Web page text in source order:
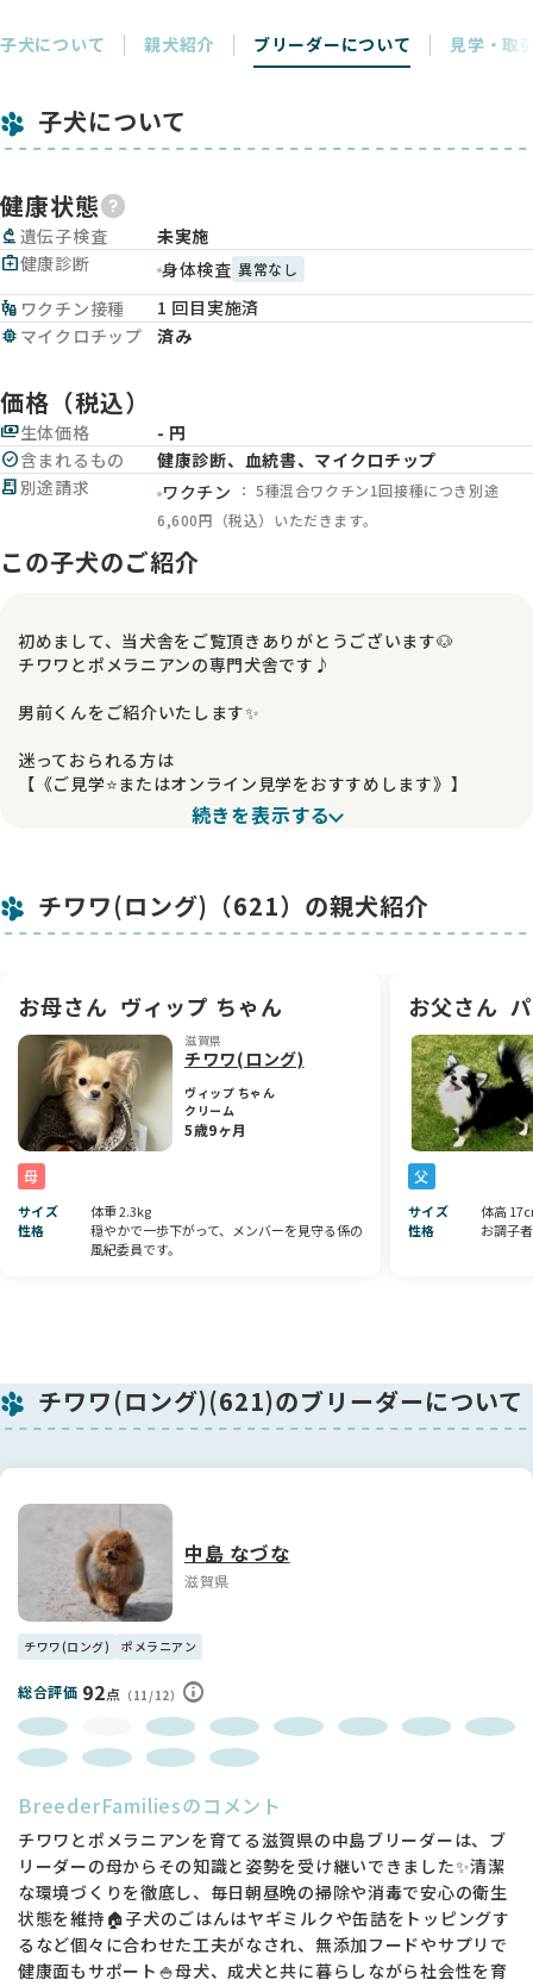
子犬について 親犬紹介 ブリーダーについて 見学・取
子犬について
健康状態
biotech 遺伝子検査
未実施
medical_services健康診断 身体検査 異常なし
vaccines ワクチン接種
1 回目実施済
memory マイクロチップ 済み
価格（税込）
payments生体価格
- 円
check_circle含まれるもの
健康診断、血統書、マイクロチップ
receipt_long 別途請求 ワクチン
： 5種混合ワクチン1回接種につき別途
6,600円（税込）いただきます。
この子犬のご紹介
初めまして、当犬舎をご覧頂きありがとうございます🐶
チワワとポメラニアンの専門犬舎です♪
男前くんをご紹介いたします✨
迷っておられる方は
【《ご見学⭐️またはオンライン見学をおすすめします》】
早くも多数のお問い合わせを頂いております。
パーフェクトです。
🐶性格:
4頭兄妹で産まれました❗️
かなりの俺様です（笑）。僕がね僕がね🤣何でも1番😸兄妹と
遊びが講じてケンカになっても『僕は何にもしてないのにお姉
ちゃんが💢妹が💢って、告げ口をしにくるような あかんタレ
なやんちゃ坊主です❣️
毎日１日１日が学習中です。
🐶健康状態: 生活
でし始めてます。
9月5日
マイクロチップ装着 終了しました。
※各証明書は、お迎えの時にお渡しいたします。
🐶パパ ・ママ
ブラック＆ホワイト1.6kg
筋肉マッチョの社交的なイケメンくんです。
クリーム＆ホワイト 2.3キロ
非常に頭が賢い 子育て上手なママです。
人懐こく甘え上手です。
我が犬舎は スタンダードは勿論 性格の良い 賢く飼いやす
い お子様のおられるご家庭でも、初めてわんちゃんを迎えら
れるご家庭 または在住犬がいらっしゃるご家庭でも 安心
してお迎えいただけるように愛情いっぱいで育てております。
続きを表示する
チワワ(ロング)（621）の親犬紹介
お母さん ヴィップ ちゃん
滋賀県
チワワ(ロング)
ヴィップ ちゃん
クリーム
5歳9ヶ月
母
サイズ
体重 2.3kg
性格
穏やかで一歩下がって、メンバーを見守る係の
風紀委員です。
お父さん
父
サイズ
体高
性格
お調子
チワワ(ロング)(621)のブリーダーについて
中島 なづな
滋賀県
チワワ(ロング) ポメラニアン
総合評価 92点 （11/12）
BreederFamiliesのコメント
チワワとポメラニアンを育てる滋賀県の中島ブリーダーは、ブ
リーダーの母からその知識と姿勢を受け継いできました✨清潔
な環境づくりを徹底し、毎日朝昼晩の掃除や消毒で安心の衛生
状態を維持🏠子犬のごはんはヤギミルクや缶詰をトッピングす
るなど個々に合わせた工夫がなされ、無添加フードやサプリで
健康面もサポート🍚母犬、成犬と共に暮らしながら社会性を育